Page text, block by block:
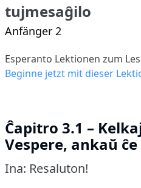
tujmesaĝilo
Anfänger 2
Esperanto Lektionen zum
Beginne jetzt mit dieser
Ĉapitro 3.1 –
Vespere, ankaŭ
Ina: Resaluton!